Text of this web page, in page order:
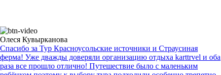
Олеся Кувырканова
Спасибо за Тур Красноусольские источники и Страусиная
ферма! Уже дважды доверяли организацию отдыха karttrvel и оба
раза все прошло отлично! Путешествие было с маленьким